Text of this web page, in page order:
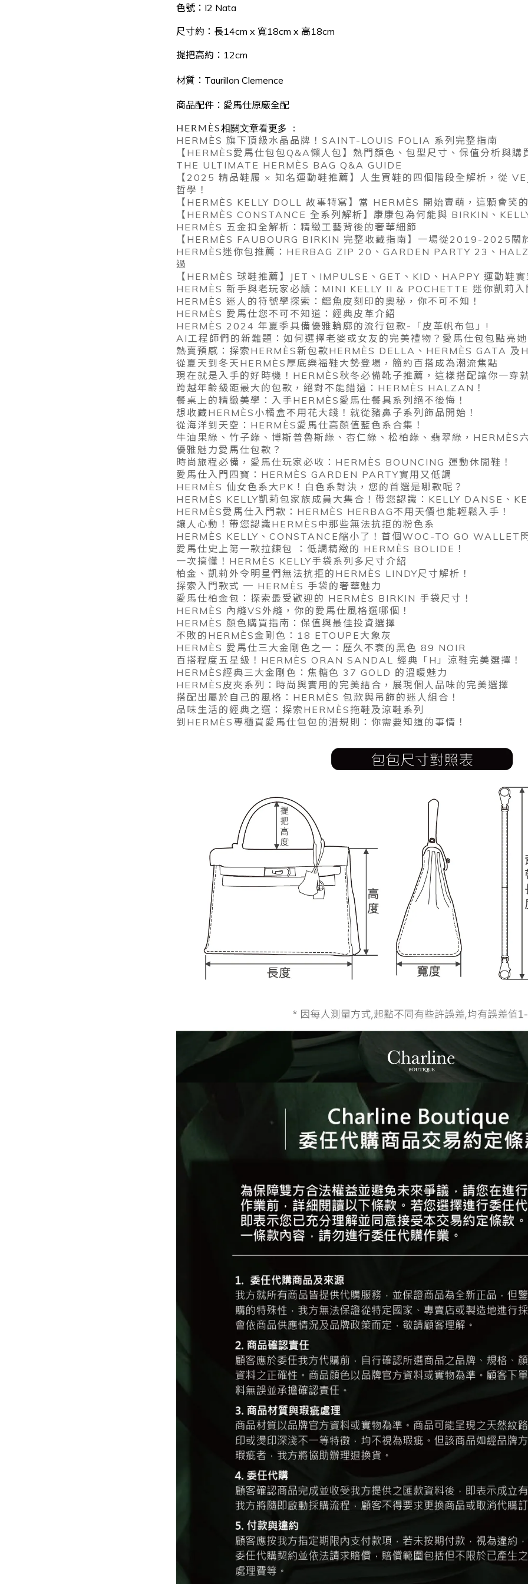
色號：I2 Nata
尺寸約：長14cm x 寬18cm x 高18cm
提把高約：12cm
材質： Taurillon Clemence
商品配件：愛馬仕原廠全配
HERMÈS相關文章看更多 ：
HERMÈS 旗下頂級水晶品牌！SAINT-LOUIS FOLIA 系列完整指南
【HERMÈS愛馬仕包包Q&A懶人包】熱門顏色、包型尺寸、保值分析與購
THE ULTIMATE HERMÈS BAG Q&A GUIDE
【2025 精品鞋履 × 知名運動鞋推薦】人生買鞋的四個階段全解析，從
哲學！
【HERMÈS KELLY DOLL 故事特寫】當 HERMÈS 開始賣萌，這顆會笑
【HERMÈS CONSTANCE 全系列解析】康康包為何能與 BIRKIN、
HERMÈS 五金扣全解析：精緻工藝背後的奢華細節
【HERMÈS FAUBOURG BIRKIN 完整收藏指南】一場從2019-2025關
HERMÈS迷你包推薦：HERBAG ZIP 20、GARDEN PARTY 23、
過
【HERMÈS 球鞋推薦】JET、IMPULSE、GET、KID、HAPPY 運動鞋實
HERMÈS 新手與老玩家必讀：MINI KELLY II & POCHETTE 迷你凱莉入
HERMÈS 迷人的符號學探索：鱷魚皮刻印的奧秘，你不可不知！
HERMÈS 愛馬仕您不可不知道：經典皮革介紹
HERMÈS 2024 年夏季具備優雅輪廓的流行包款-「皮革帆布包」!
AI工程師們的新難題：如何選擇老婆或女友的完美禮物？愛馬仕包包點亮
熱賣預感：探索HERMÈS新包款HERMÈS DELLA、HERMÈS GATA 及
從夏天到冬天HERMÈS厚底樂福鞋大勢登場，簡約百搭成為潮流焦點
現在就是入手的好時機！HERMÈS秋冬必備靴子推薦，這樣搭配讓你一穿
跨越年齡級距最大的包款，絕對不能錯過：HERMÈS HALZAN！
餐桌上的精緻美學：入手HERMÈS愛馬仕餐具系列絕不後悔！
想收藏HERMÈS小橘盒不用花大錢！就從豬鼻子系列飾品開始！
從海洋到天空：HERMÈS愛馬仕高顏值藍色系合集！
牛油果綠、竹子綠、博斯普魯斯綠、杏仁綠、松柏綠、翡翠綠，HERMÈS
優雅魅力愛馬仕包款？
時尚旅程必備，愛馬仕玩家必收：HERMÈS BOUNCING 運動休閒鞋！
愛馬仕入門四寶：HERMÈS GARDEN PARTY實用又低調
HERMÈS 仙女色系大PK！白色系對決，您的首選是哪款呢？
HERMÈS KELLY凱莉包家族成員大集合！帶您認識：KELLY DANSE、
HERMÈS愛馬仕入門款：HERMÈS HERBAG不用天價也能輕鬆入手！
讓人心動！帶您認識HERMÈS中那些無法抗拒的粉色系
HERMÈS KELLY、CONSTANCE縮小了！首個WOC-TO GO WALLET
愛馬仕史上第一款拉鍊包 ：低調精緻的 HERMÈS BOLIDE！
一次搞懂！HERMÈS KELLY手袋系列多尺寸介紹
柏金、凱莉外令明星們無法抗拒的HERMÈS LINDY尺寸解析！
探索入門款式 ─ HERMÈS 手袋的奢華魅力
愛馬仕柏金包：探索最受歡迎的 HERMÈS BIRKIN 手袋尺寸！
HERMÈS 內縫VS外縫，你的愛馬仕風格選哪個！
HERMÈS 顏色購買指南：保值與最佳投資選擇
不敗的HERMÈS金剛色：18 ETOUPE大象灰
HERMÈS 愛馬仕三大金剛色之一：歷久不衰的黑色 89 NOIR
百搭程度五星級！HERMÈS ORAN SANDAL 經典「H」涼鞋完美選擇！
HERMÈS經典三大金剛色：焦糖色 37 GOLD 的溫暖魅力
HERMÈS皮夾系列：時尚與實用的完美結合，展現個人品味的完美選擇
搭配出屬於自己的風格：HERMÈS 包款與吊飾的迷人組合！
品味生活的經典之選：探索HERMÈS拖鞋及涼鞋系列
到HERMÈS專櫃買愛馬仕包包的潛規則：你需要知道的事情！